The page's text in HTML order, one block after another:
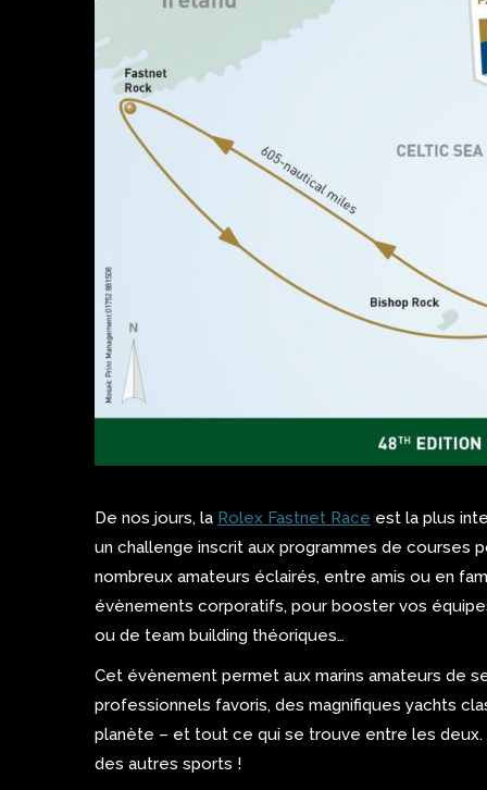
De nos jours, la Rolex Fastnet Race est la plus
un challenge inscrit aux programmes de
nombreux amateurs éclairés, entre amis ou en
évènements corporatifs, pour booster vos
ou de team building théoriques…
Cet évènement permet aux marins amateurs de
professionnels favoris, des magnifiques yachts
planète – et tout ce qui se trouve entre les deux.
des autres sports !